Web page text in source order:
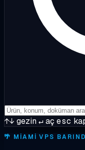
↑↓ gezin↵aç esc
🌴 MIAMI VPS